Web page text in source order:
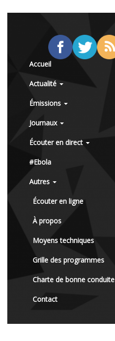
Accueil
Actualité
Émissions
Journaux
Écouter en direct
#Ebola
Autres
Écouter en ligne
À propos
Moyens techniques
Grille des programmes
Charte de bonne conduite
Contact